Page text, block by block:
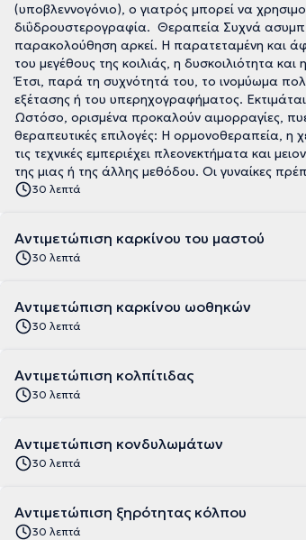
(υποβλεννογόνιο), ο γιατρός μπορεί να
διΰδρουστερογραφία. Θεραπεία Συχνά
παρακολούθηση αρκεί. Η παρατεταμένη και
του μεγέθους της κοιλιάς, η δυσκοιλιότητα
Έτσι, παρά τη συχνότητά του, το ινομύωμα
εξέτασης ή του υπερηχογραφήματος.
Ωστόσο, ορισμένα προκαλούν αιμορραγίες,
θεραπευτικές επιλογές: Η ορμονοθεραπεία, η
τις τεχνικές εμπεριέχει πλεονεκτήματα και
της μιας ή της άλλης μεθόδου. Οι γυναίκες
30 λεπτά
Αντιμετώπιση καρκίνου του μαστού
30 λεπτά
Αντιμετώπιση καρκίνου ωοθηκών
30 λεπτά
Αντιμετώπιση κολπίτιδας
30 λεπτά
Αντιμετώπιση κονδυλωμάτων
30 λεπτά
Αντιμετώπιση ξηρότητας κόλπου
30 λεπτά